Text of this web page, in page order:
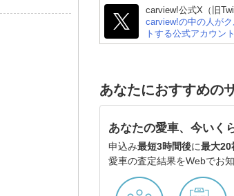
carview!公式X（旧
carview!の中の人が
トする公式アカウント
あなたにおすすめの
あなたの愛車、今いく
申込み最短3時間後に最大20
愛車の査定結果をWebでお知